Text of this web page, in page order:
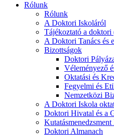
Rólunk
Rólunk
A Doktori Iskoláról
Tájékoztató a
A Doktori Tanács és
Bizottságok
Doktori
Véleményező
Oktatási és
Fegyelmi és
Nemzetközi
A Doktori Iskola
Doktori Hivatal és a
Doktori Almanach